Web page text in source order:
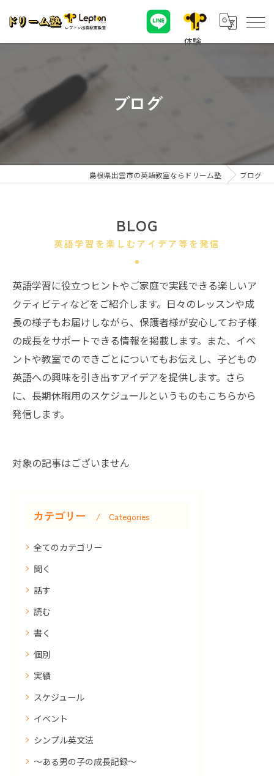
ブログ
島根県出雲市の英語教室ならドリーム塾 ブログ
BLOG
英語学習を楽しむアイデア等を発信
英語学習に役立つヒントやご家庭で実践できる楽しいア
クティビティなどをご紹介します。日々のレッスンや成
長の様子もお届けしながら、保護者様が安心してお子様
の成長をサポートできる情報を掲載します。また、イベ
ントや教室でのできごとについてもお伝えし、子どもの
英語への興味を引き出すアイデアを提供します。さら
に、長期休暇用のスケジュールというものもこちらから
発信します。
対象の記事はございません
カテゴリー Categories
全てのカテゴリー
聞く
話す
読む
書く
個別
実績
スケジュール
イベント
シンプル英文法
～ある男の子の成長記録～